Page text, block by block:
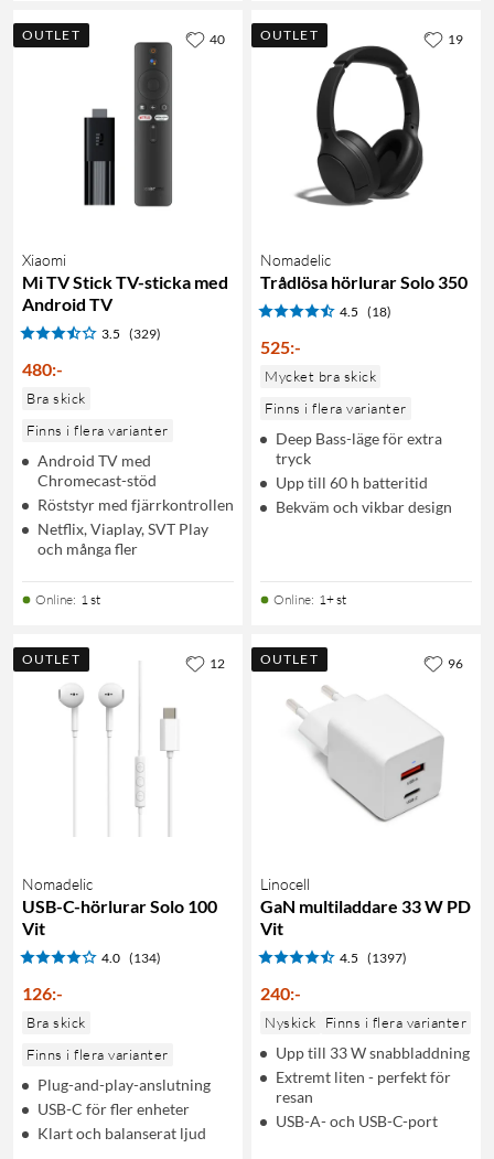
OUTLET
Xiaomi
Mi TV Stick TV-sticka med
Android TV
3.5 (329)
480:-
Bra skick
Finns i flera varianter
Android TV med
Chromecast-stöd
Röststyr med fjärrkontrollen
Netflix, Viaplay, SVT Play
och många fler
Online: 1 st
40 OUTLET
Nomadelic
Trådlösa hörlurar Solo 350
4.5 (18)
525:-
Mycket bra skick
Finns i flera varianter
Deep Bass-läge för extra
tryck
Upp till 60 h batteritid
Bekväm och vikbar design
Online: 1+ st
19
OUTLET
Nomadelic
USB-C-hörlurar Solo 100
Vit
4.0 (134)
126:-
Bra skick
Finns i flera varianter
Plug-and-play-anslutning
USB-C för fler enheter
Klart och balanserat ljud
12 OUTLET
Linocell
GaN multiladdare 33 W PD
Vit
4.5 (1397)
240:-
Nyskick Finns i flera varianter
Upp till 33 W snabbladdning
Extremt liten - perfekt för
resan
USB-A- och USB-C-port
96